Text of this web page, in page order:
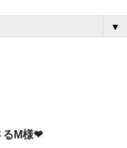
▼
るM様❤